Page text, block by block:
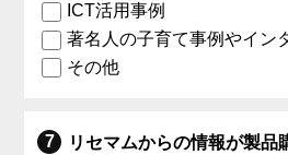
ICT活用事例
著名人の子育て事例やイン
その他
リセマムからの情報が製品